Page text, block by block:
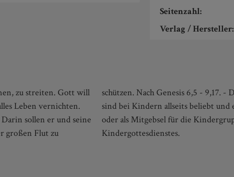
Seitenzahl:
Verlag / Hersteller:
zu streiten. Gott will
Leben vernichten.
sollen er und seine
großen Flut zu
mit den runden Ecken
Mitbringsel
im Rahmen eines
Kindergottesdienstes.